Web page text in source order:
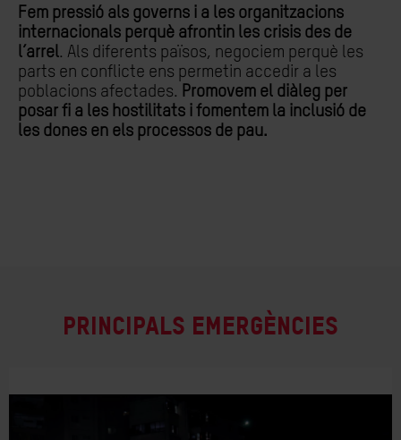
Fem pressió als governs i a les organitzacions
internacionals perquè afrontin les crisis des de
l’arrel. Als diferents països, negociem perquè les
parts en conflicte ens permetin accedir a les
poblacions afectades. Promovem el diàleg per
posar fi a les hostilitats i fomentem la inclusió de
les dones en els processos de pau.
PRINCIPALS EMERGÈNCIES